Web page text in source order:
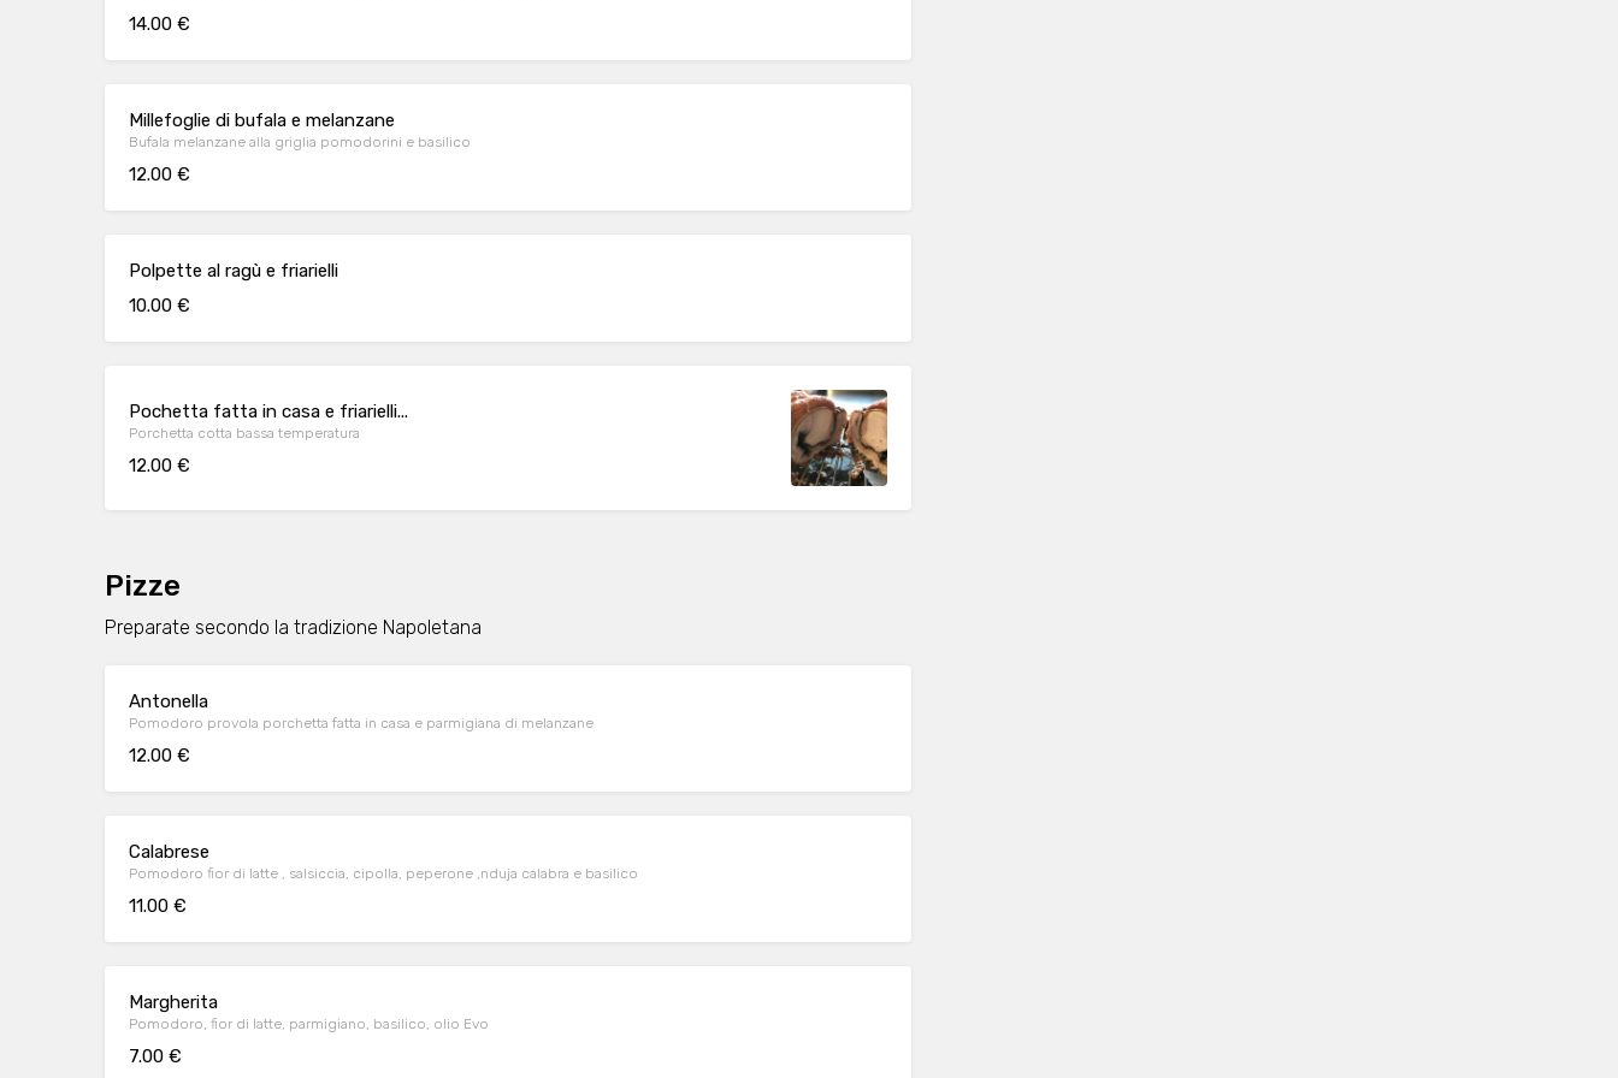
14.00 €
Millefoglie di bufala e melanzane
Bufala melanzane alla griglia pomodorini e basilico
12.00 €
Polpette al ragù e friarielli
10.00 €
Pochetta fatta in casa e friarielli...
Porchetta cotta bassa temperatura
12.00 €
Pizze
Preparate secondo la tradizione Napoletana
Antonella
Pomodoro provola porchetta fatta in casa e parmigiana di melanzane
12.00 €
Calabrese
Pomodoro fior di latte , salsiccia, cipolla, peperone ,nduja calabra e basilico
11.00 €
Margherita
Pomodoro, fior di latte, parmigiano, basilico, olio Evo
7.00 €